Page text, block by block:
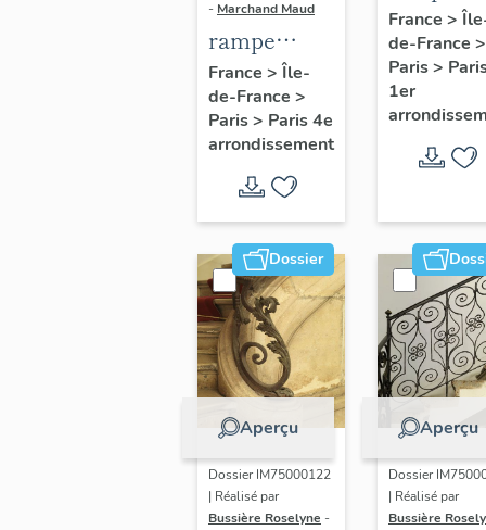
- Marchand Maud
rampe
d'appui,
escalier de
la maison à
cochère
dite hôtel
Charpentier
(non étudié)
France > Île-
de-France >
Paris> Paris 4e
arrondissement
d'appui,
escalier
la
porte
cochère
(non
France >
de-France >
Paris>
1er
Dossier
Aperçu
Dossier IM75000122
| Réalisé par
Bussière Roselyne -
Aperçu
Dossier
| Réalisé par
Bussière